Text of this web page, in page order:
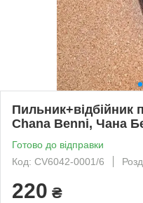
Пильник+відбійник
Chana Benni, Чана
Готово до відправки
Код: CV6042-0001/6
220 ₴